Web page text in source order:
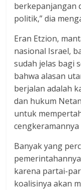
berkepanjangan
politik,” dia
Eran Etzion,
nasional Israel,
sudah jelas bagi
bahwa alasan
berjalan adalah
dan hukum
untuk
cengkeramannya
Banyak yang
karena partai-
koalisinya akan